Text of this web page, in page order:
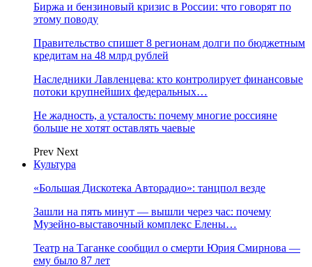
Биржа и бензиновый кризис в России: что говорят по
этому поводу
Правительство спишет 8 регионам долги по бюджетным
кредитам на 48 млрд рублей
Наследники Лавленцева: кто контролирует финансовые
потоки крупнейших федеральных…
Не жадность, а усталость: почему многие россияне
больше не хотят оставлять чаевые
Prev Next
Культура
«Большая Дискотека Авторадио»: танцпол везде
Зашли на пять минут — вышли через час: почему
Музейно-выставочный комплекс Елены…
Театр на Таганке сообщил о смерти Юрия Смирнова —
ему было 87 лет